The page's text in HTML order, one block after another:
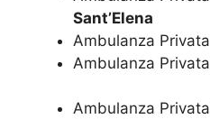
Sant’Elena
Ambulanza Privata
Ambulanza Privata
Ambulanza Privata